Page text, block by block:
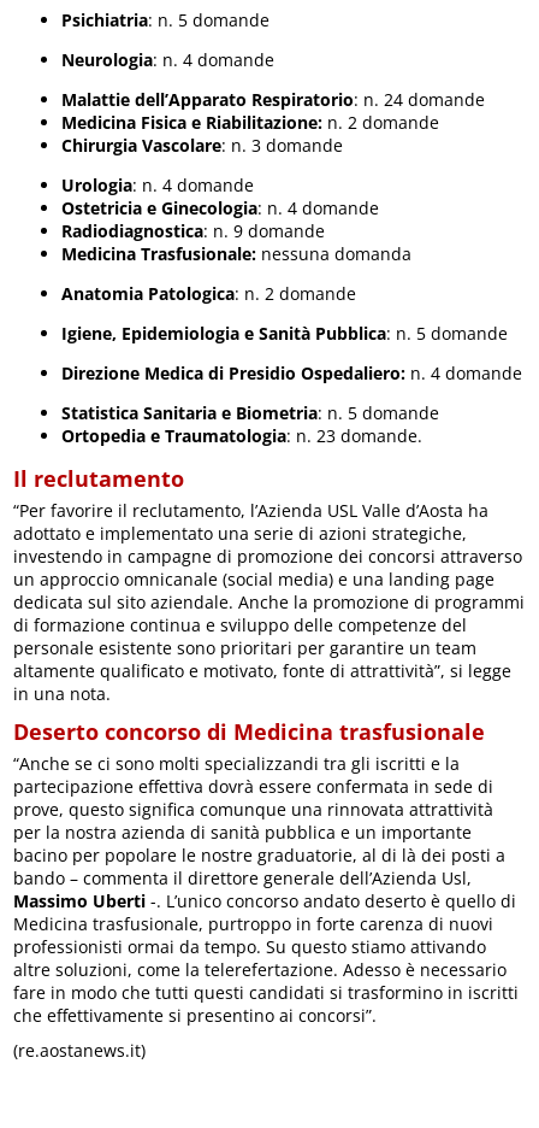
Psichiatria: n. 5 domande
Neurologia: n. 4 domande
Malattie dell’Apparato Respiratorio: n. 24 domande
Medicina Fisica e Riabilitazione: n. 2 domande
Chirurgia Vascolare: n. 3 domande
Urologia: n. 4 domande
Ostetricia e Ginecologia: n. 4 domande
Radiodiagnostica: n. 9 domande
Medicina Trasfusionale: nessuna domanda
Anatomia Patologica: n. 2 domande
Igiene, Epidemiologia e Sanità Pubblica: n. 5 domande
Direzione Medica di Presidio Ospedaliero: n. 4 domande
Statistica Sanitaria e Biometria: n. 5 domande
Ortopedia e Traumatologia: n. 23 domande.
Il reclutamento
“Per favorire il reclutamento, l’Azienda USL Valle d’Aosta ha
adottato e implementato una serie di azioni strategiche,
investendo in campagne di promozione dei concorsi attraverso
un approccio omnicanale (social media) e una landing page
dedicata sul sito aziendale. Anche la promozione di programmi
di formazione continua e sviluppo delle competenze del
personale esistente sono prioritari per garantire un team
altamente qualificato e motivato, fonte di attrattività”, si legge
in una nota.
Deserto concorso di Medicina trasfusionale
“Anche se ci sono molti specializzandi tra gli iscritti e la
partecipazione effettiva dovrà essere confermata in sede di
prove, questo significa comunque una rinnovata attrattività
per la nostra azienda di sanità pubblica e un importante
bacino per popolare le nostre graduatorie, al di là dei posti a
bando – commenta il direttore generale dell’Azienda Usl,
Massimo Uberti -. L’unico concorso andato deserto è quello di
Medicina trasfusionale, purtroppo in forte carenza di nuovi
professionisti ormai da tempo. Su questo stiamo attivando
altre soluzioni, come la telerefertazione. Adesso è necessario
fare in modo che tutti questi candidati si trasformino in iscritti
che effettivamente si presentino ai concorsi”.
(re.aostanews.it)